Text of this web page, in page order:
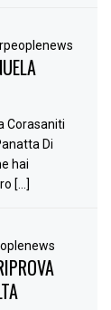
Corasaniti
Di
hai
[…]